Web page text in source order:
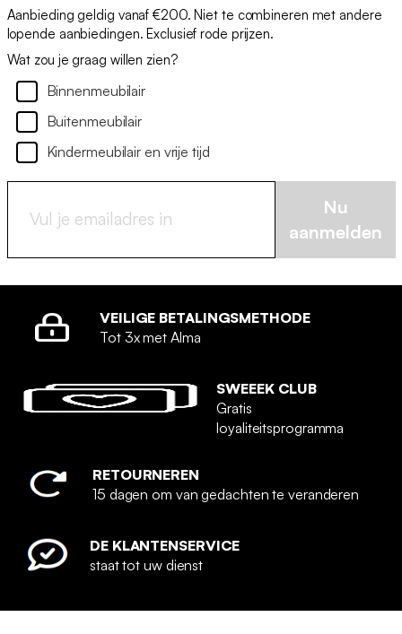
Aanbieding geldig vanaf €200. Niet te combineren met andere
lopende aanbiedingen. Exclusief rode prijzen.
Wat zou je graag willen zien?
Binnenmeubilair
Buitenmeubilair
Kindermeubilair en vrije tijd
Nu
aanmelden
VEILIGE BETALINGSMETHODE
Tot 3x met Alma
SWEEEK CLUB
Gratis
loyaliteitsprogramma
RETOURNEREN
15 dagen om van gedachten te veranderen
DE KLANTENSERVICE
staat tot uw dienst